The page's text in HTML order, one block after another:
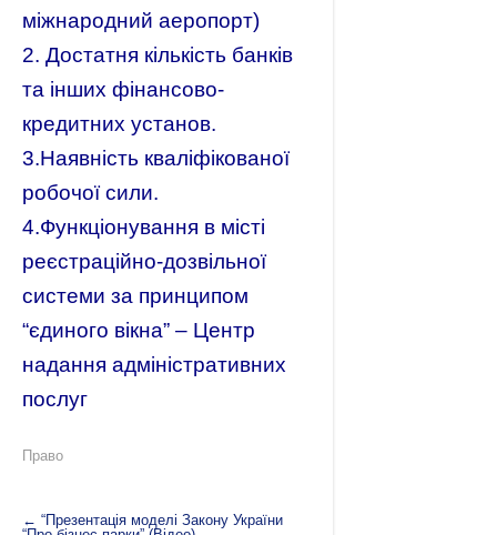
міжнародний аеропорт)
2. Достатня кількість банків
та інших фінансово-
кредитних установ.
3.Наявність кваліфікованої
робочої сили.
4.Функціонування в місті
реєстраційно-дозвільної
системи за принципом
“єдиного вікна” – Центр
надання адміністративних
послуг
Право
← “Презентація моделі Закону України